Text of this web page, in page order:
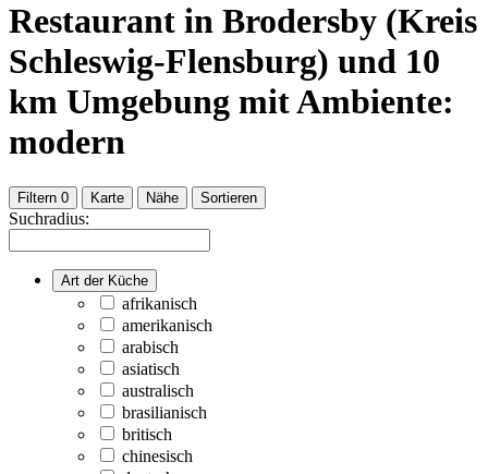
Restaurant in Brodersby (Kreis
Schleswig-Flensburg) und 10
km Umgebung mit Ambiente:
modern
Filtern 0 Karte Nähe Sortieren
Suchradius:
Art der Küche
afrikanisch
amerikanisch
arabisch
asiatisch
australisch
brasilianisch
britisch
chinesisch